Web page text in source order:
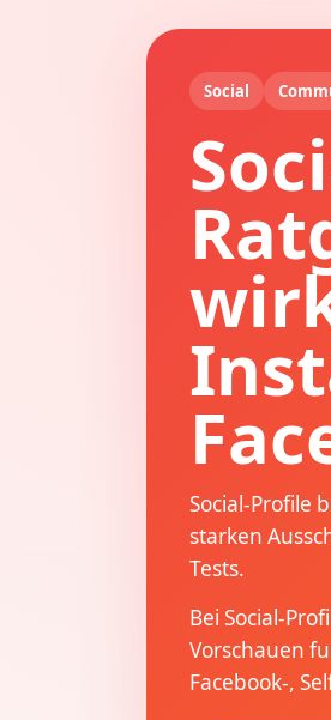
Social
Social-Profile
starken
Tests.
Bei Social-
Vorschauen
Facebook-,